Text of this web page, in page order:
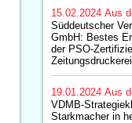
15.02.2024 Aus
Süddeutscher
GmbH: Bestes
der PSO-
Zeitungsdruckerei
19.01.2024 Aus
VDMB-
Starkmacher in